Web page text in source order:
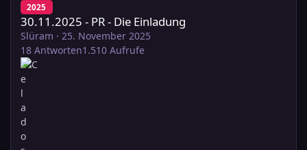
2025
30.11.2025 - PR - Die Einladung
Slüram · 25. November 2025
18 Antworten1.510 Aufrufe